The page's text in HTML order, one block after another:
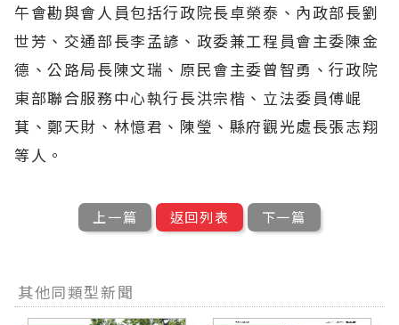
午會勘與會人員包括行政院長卓榮泰、內政部長劉
世芳、交通部長李孟諺、政委兼工程員會主委陳金
德、公路局長陳文瑞、原民會主委曾智勇、行政院
東部聯合服務中心執行長洪宗楷、立法委員傅崐
萁、鄭天財、林憶君、陳瑩、縣府觀光處長張志翔
等人。
上一篇 返回列表 下一篇
其他同類型新聞